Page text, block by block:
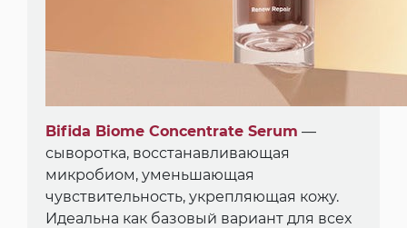
Bifida Biome Concentrate Serum —
сыворотка, восстанавливающая
микробиом, уменьшающая
чувствительность, укрепляющая кожу.
Идеальна как базовый вариант для всех